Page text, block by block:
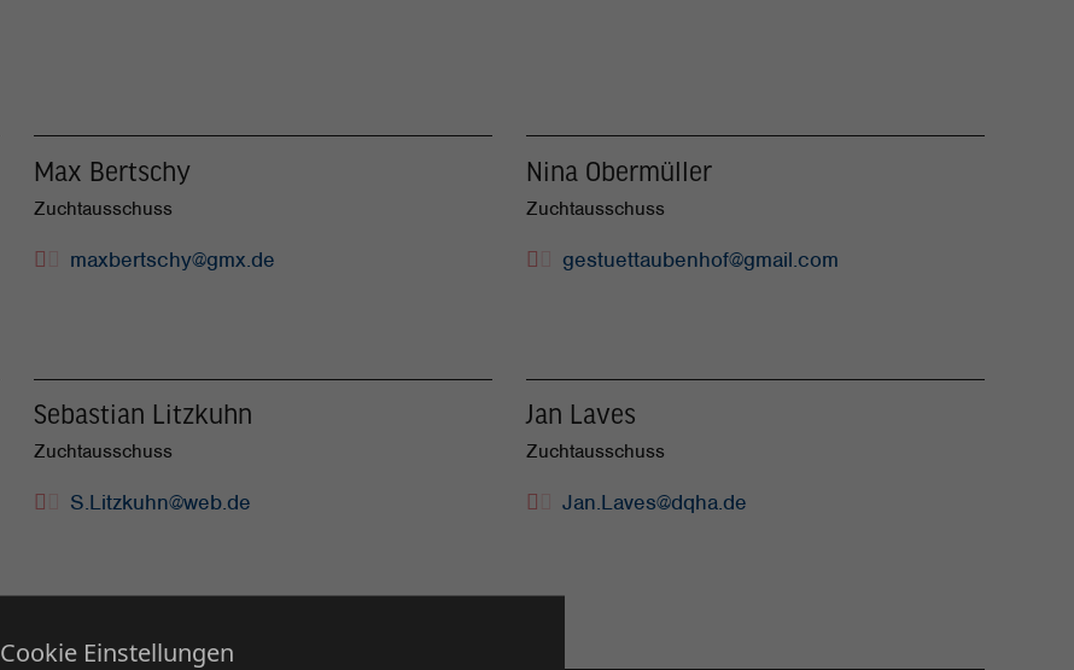
Max Bertschy
Zuchtausschuss
maxbertschy@gmx.de
Nina Obermüller
Zuchtausschuss
gestuettaubenhof@gmail.com
Sebastian Litzkuhn
Zuchtausschuss
S.Litzkuhn@web.de
Jan Laves
Zuchtausschuss
Jan.Laves@dqha.de
Cookie Einstellungen